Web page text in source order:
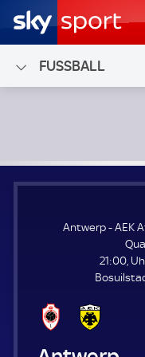
FUSSBALL
Antwerp - AEK
21:00,